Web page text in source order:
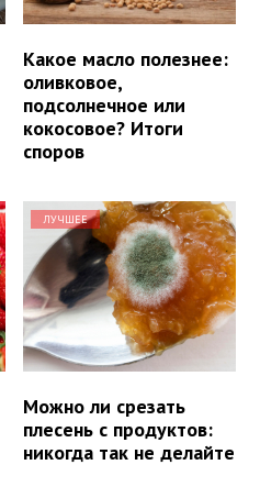
Какое масло полезнее:
оливковое,
подсолнечное или
кокосовое? Итоги
споров
ЛУЧШЕЕ
Можно ли срезать
плесень с продуктов:
никогда так не делайте